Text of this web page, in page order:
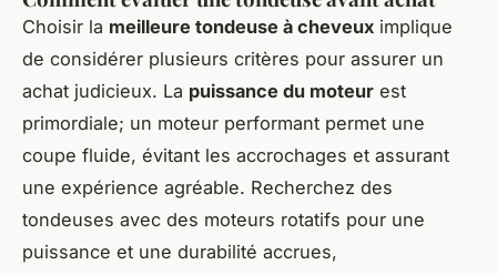
Choisir la meilleure tondeuse à cheveux implique
de considérer plusieurs critères pour assurer un
achat judicieux. La puissance du moteur est
primordiale; un moteur performant permet une
coupe fluide, évitant les accrochages et assurant
une expérience agréable. Recherchez des
tondeuses avec des moteurs rotatifs pour une
puissance et une durabilité accrues,